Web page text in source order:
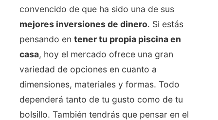
convencido de que ha sido una de sus
mejores inversiones de dinero. Si estás
pensando en tener tu propia piscina en
casa, hoy el mercado ofrece una gran
variedad de opciones en cuanto a
dimensiones, materiales y formas. Todo
dependerá tanto de tu gusto como de tu
bolsillo. También tendrás que pensar en el